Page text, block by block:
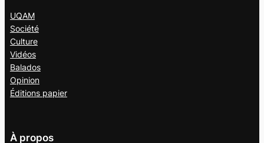
UQAM
Société
Culture
Vidéos
Balados
Opinion
Éditions papier
À propos